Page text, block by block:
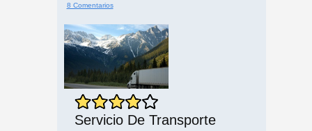
8 Comentarios
Servicio De Transporte